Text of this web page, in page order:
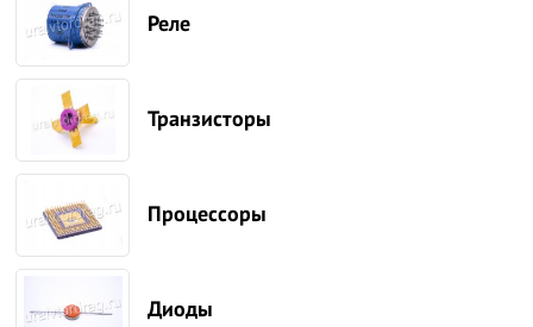
Реле
Транзисторы
Процессоры
Диоды